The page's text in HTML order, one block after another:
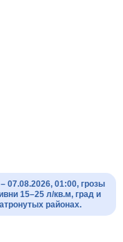
01:00, грозы
15–25 л/кв.м, град и
районах.